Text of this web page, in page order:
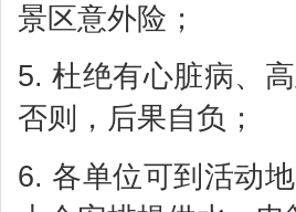
景区意外险；
5. 杜绝有心脏病、
否则，后果自负；
6. 各单位可到活动